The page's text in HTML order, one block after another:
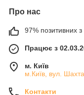
Про нас
97% позитивних з
Працює з
м. Київ
м.Київ, вул.
Контакти